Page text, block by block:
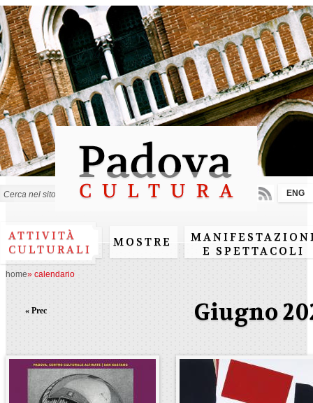
Salta al
contenuto
principale
ATTIVITÀ
CULTURALI
MOSTRE
E SPETTACOLI
ENG
home» calendario
Giugno
« Prec